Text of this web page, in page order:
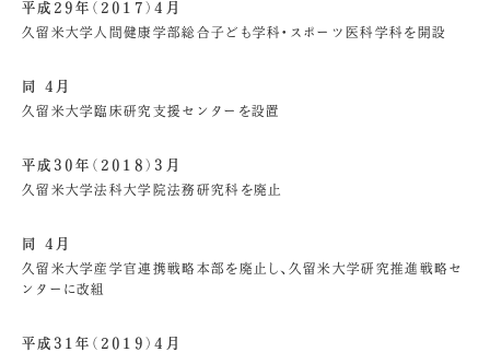
平成29年（2017）4月
久留米大学人間健康学部総合子ども学科・スポーツ医科学科を開設
同 4月
久留米大学臨床研究支援センターを設置
平成30年（2018）3月
久留米大学法科大学院法務研究科を廃止
同 4月
久留米大学産学官連携戦略本部を廃止し、久留米大学研究推進戦略セ
ンターに改組
平成31年（2019）4月